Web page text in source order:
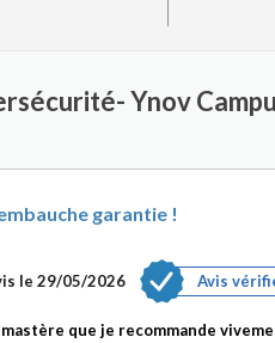
Ynov
garantie !
le 29/05/2026 Avis
que je recommande